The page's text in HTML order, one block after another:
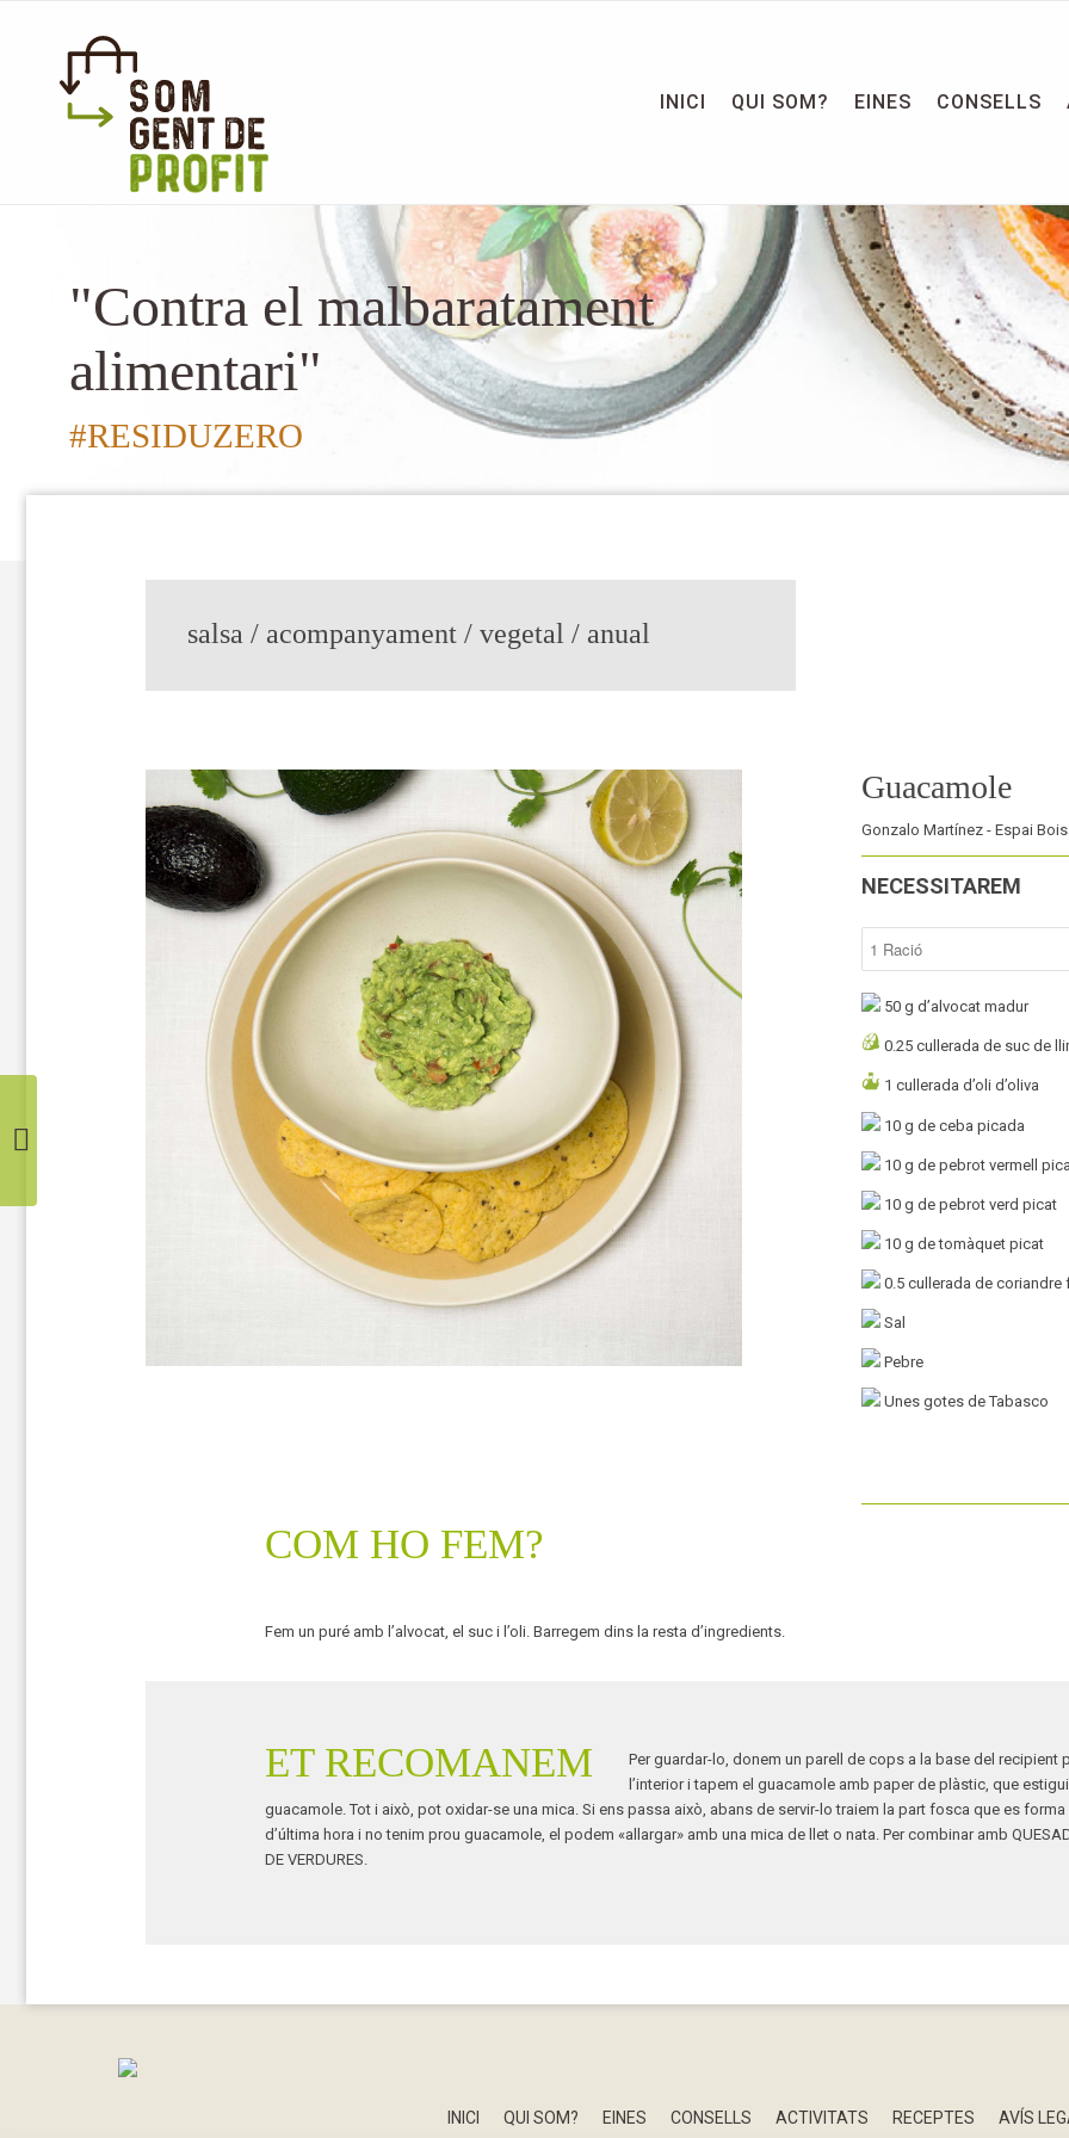
INICI QUI SOM? EINES CONSELLS
#RESIDUZERO
"Contra el malbaratament
alimentari"
salsa / acompanyament / vegetal / anual
guacamole
Gonzalo Martínez - Espai
NECESSITAREM
50 g d’alvocat madur
0.25 cullerada de suc de
1 cullerada d’oli d’oliva
10 g de ceba picada
10 g de pebrot vermell
10 g de pebrot verd picat
10 g de tomàquet picat
0.5 cullerada de coriandre
Sal
Pebre
Unes gotes de Tabasco
COM HO FEM?
Fem un puré amb l’alvocat, el suc i l’oli. Barregem dins la resta d’ingredients.
ET RECOMANEM
Per guardar-lo, donem un parell de cops a la base del recipient
l’interior i tapem el guacamole amb paper de plàstic, que
guacamole. Tot i això, pot oxidar-se una mica. Si ens passa això, abans de servir-lo traiem la part fosca que es
d’última hora i no tenim prou guacamole, el podem «allargar» amb una mica de llet o nata. Per combinar amb
DE VERDURES.
INICI QUI SOM? EINES CONSELLS ACTIVITATS RECEPTES AVÍS